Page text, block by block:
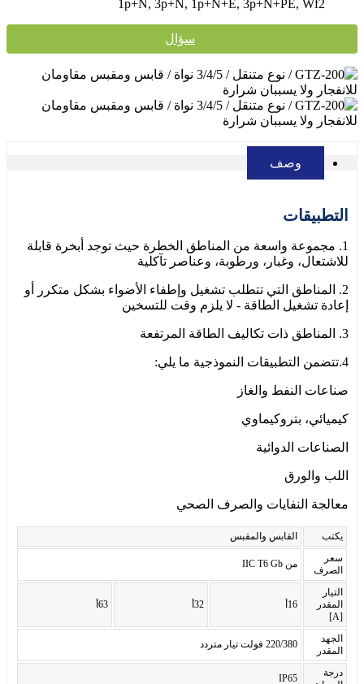
1p+N, 3p+N, 1p+N+E, 3p+N+PE, Wf2
سؤال
وصف
التطبيقات
1. مجموعة واسعة من المناطق الخطرة حيث توجد أبخرة قابلة
للاشتعال، وغبار، ورطوبة، وعناصر تآكلية
2. المناطق التي تتطلب تشغيل وإطفاء الأضواء بشكل متكرر أو
إعادة تشغيل الطاقة - لا يلزم وقت للتسخين
3. المناطق ذات تكاليف الطاقة المرتفعة
4.تتضمن التطبيقات النموذجية ما يلي:
صناعات النفط والغاز
كيميائي، بتروكيماوي
الصناعات الدوائية
اللب والورق
معالجة النفايات والصرف الصحي
يكتب
القابس والمقبس
سعر
الصرف
من IIC T6 Gb
التيار
المقدر
[A]
16أ 32أ 63أ
الجهد
المقدر
220/380 فولت تيار متردد
درجة
IP65